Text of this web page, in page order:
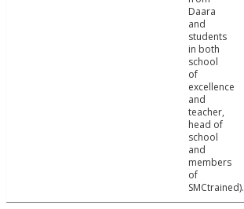
Daara
and
students
in both
school
of
excellence
and
teacher,
head of
school
and
members
of
SMCtrained).